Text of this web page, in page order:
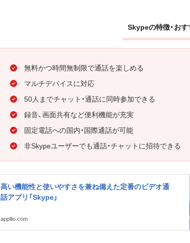
Skypeの特徴・お
無料かつ時間無制限で通話を楽しめる
マルチデバイスに対応
50人までチャット・通話に同時参加できる
録音、画面共有など便利機能が充実
固定電話への国内・国際通話が可能
非Skypeユーザーでも通話・チャットに招待できる
高い機能性と使いやすさを兼ね備えた定番のビデオ通
話アプリ「Skype」
appllio.com